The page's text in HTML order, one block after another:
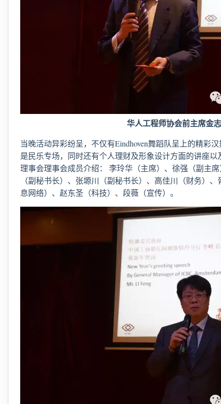
华人工程师协会前主席金
当晚活动异彩纷呈，不仅有Eindhoven舞蹈队呈上的精彩
是民乐专场，同时还有个人理财及形象设计方面的讲座
理事会理事会成员介绍： 李玲华（主席）、徐强（副主
（副秘书长）、张塬川（副秘书长）、高佳川（财务）
息网络）、赵东圣（科技）、段薇（宣传）。